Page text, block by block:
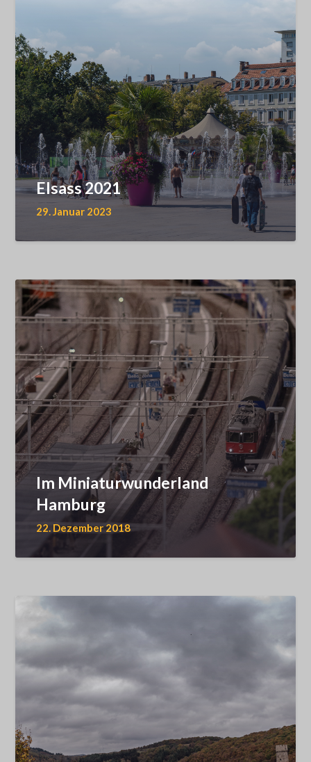
Elsass 2021
29. Januar 2023
Im Miniaturwunderland
Hamburg
22. Dezember 2018